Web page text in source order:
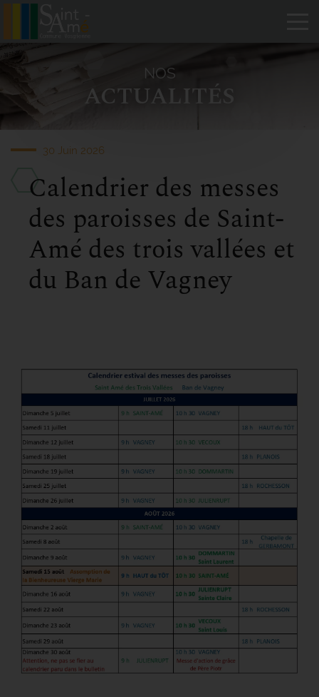
NOS
ACTUALITÉS
30 Juin 2026
Calendrier des messes
des paroisses de Saint-
Amé des trois vallées et
du Ban de Vagney